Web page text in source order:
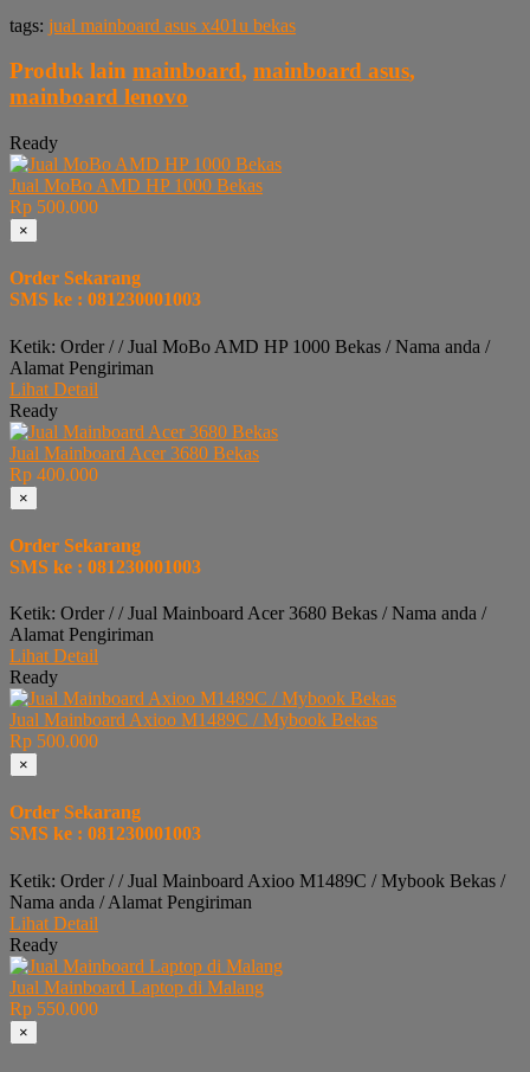
tags: jual mainboard asus x401u bekas
Produk lain mainboard, mainboard asus,
mainboard lenovo
Ready
Jual MoBo AMD HP 1000 Bekas
Rp 500.000
×
Order Sekarang
SMS ke : 081230001003
Ketik: Order / / Jual MoBo AMD HP 1000 Bekas / Nama anda /
Alamat Pengiriman
Lihat Detail
Ready
Jual Mainboard Acer 3680 Bekas
Rp 400.000
×
Order Sekarang
SMS ke : 081230001003
Ketik: Order / / Jual Mainboard Acer 3680 Bekas / Nama anda /
Alamat Pengiriman
Lihat Detail
Ready
Jual Mainboard Axioo M1489C / Mybook Bekas
Rp 500.000
×
Order Sekarang
SMS ke : 081230001003
Ketik: Order / / Jual Mainboard Axioo M1489C / Mybook Bekas /
Nama anda / Alamat Pengiriman
Lihat Detail
Ready
Jual Mainboard Laptop di Malang
Rp 550.000
×